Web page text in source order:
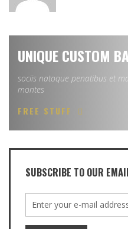
UNIQUE CUSTOM
sociis natoque penatibus et
montes
FREE STUFF
SUBSCRIBE TO OUR